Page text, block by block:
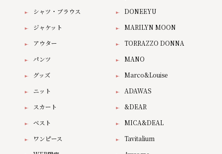
シャツ・ブラウス
ジャケット
アウター
パンツ
グッズ
ニット
スカート
ベスト
ワンピース
DONEEYU
MARILYN MOON
TORRAZZO DONNA
MANO
Marco&Louise
ADAWAS
&DEAR
MICA&DEAL
Tavitalium